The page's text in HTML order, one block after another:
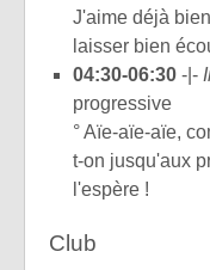
J'aime déjà
laisser bien
04:30-06:30 -|-
progressive
° Aïe-aïe-aïe,
t-on jusqu'aux
l'espère !
Club